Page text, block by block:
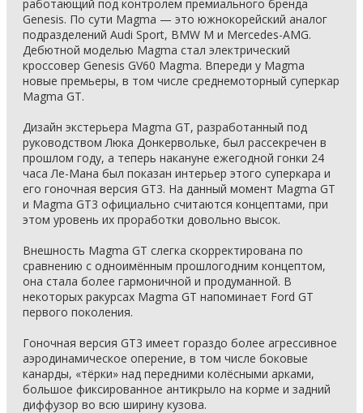
работающий под контролем премиального бренда
Genesis. По сути Magma — это южнокорейский аналог
подразделений Audi Sport, BMW M и Mercedes-AMG.
Дебютной моделью Magma стал электрический
кроссовер Genesis GV60 Magma. Впереди у Magma
новые премьеры, в том числе среднемоторный суперкар
Magma GT.
Дизайн экстерьера Magma GT, разработанный под
руководством Люка Донкервольке, был рассекречен в
прошлом году, а теперь накануне ежегодной гонки 24
часа Ле-Мана был показан интерьер этого суперкара и
его гоночная версия GT3. На данный момент Magma GT
и Magma GT3 официально считаются концептами, при
этом уровень их проработки довольно высок.
Внешность Magma GT слегка скорректирована по
сравнению с одноимённым прошлогодним концептом,
она стала более гармоничной и продуманной. В
некоторых ракурсах Magma GT напоминает Ford GT
первого поколения.
Гоночная версия GT3 имеет гораздо более агрессивное
аэродинамическое оперение, в том числе боковые
канарды, «тёрки» над передними колёсными арками,
большое фиксированное антикрыло на корме и задний
диффузор во всю ширину кузова.